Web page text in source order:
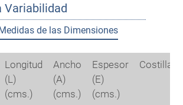
Variabilidad
de las Dimensiones
Longitud
(L)
(cms.)
Ancho
(A)
(cms.)
Espesor
(E)
(cms.)
Costillas